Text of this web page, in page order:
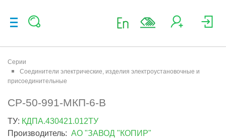
Серии
Соединители электрические, изделия электроустановочные и
присоединительные
СР-50-991-МКП-6-В
ТУ: КДПА.430421.012ТУ
Производитель: АО "ЗАВОД "КОПИР"